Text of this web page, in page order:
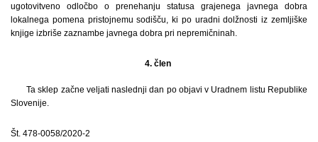
ugotovitveno odločbo o prenehanju statusa grajenega javnega dobra
lokalnega pomena pristojnemu sodišču, ki po uradni dolžnosti iz zemljiške
knjige izbriše zaznambe javnega dobra pri nepremičninah.
4. člen
Ta sklep začne veljati naslednji dan po objavi v Uradnem listu Republike
Slovenije.
Št. 478-0058/2020-2